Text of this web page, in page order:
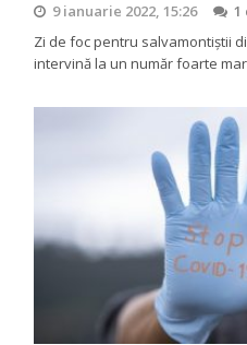
9 ianuarie 2022, 15:26
1
Zi de foc pentru salvamontiștii
intervină la un număr foarte